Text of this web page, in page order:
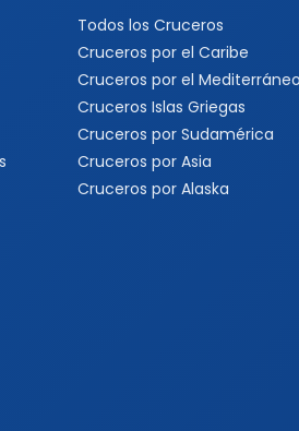
Todos los Cruceros
Cruceros por el Caribe
Cruceros por el Mediterráneo
Cruceros Islas Griegas
Cruceros por Sudamérica
Cruceros por Asia
Cruceros por Alaska